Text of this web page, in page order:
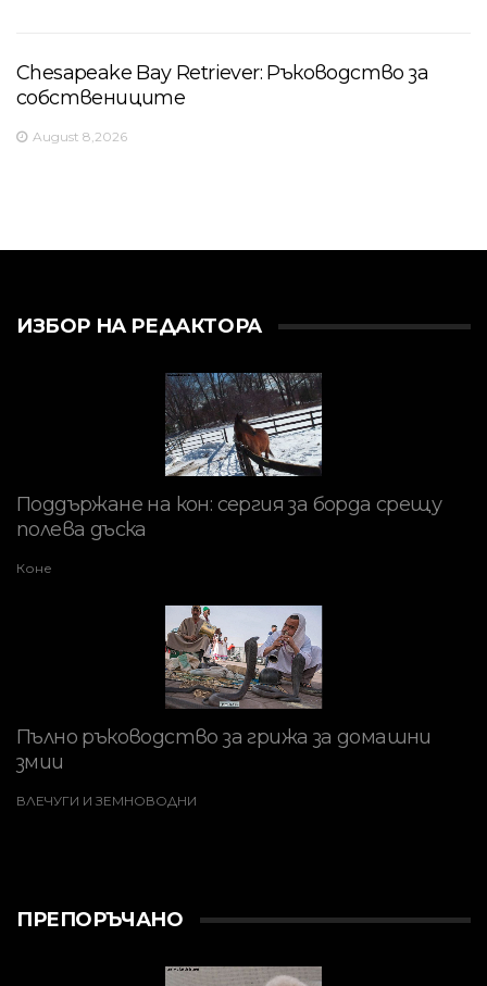
Chesapeake Bay Retriever: Ръководство за
собствениците
August 8,2026
ИЗБОР НА РЕДАКТОРА
Поддържане на кон: сергия за борда срещу
полева дъска
Коне
Пълно ръководство за грижа за домашни
змии
ВЛЕЧУГИ И ЗЕМНОВОДНИ
ПРЕПОРЪЧАНО